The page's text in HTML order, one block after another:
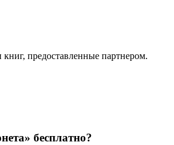
предоставленные партнером.
бесплатно?